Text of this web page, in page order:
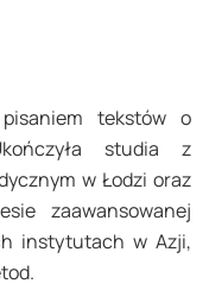
tekstów o
studia z
w Łodzi oraz
zaawansowanej
instytutach w Azji,